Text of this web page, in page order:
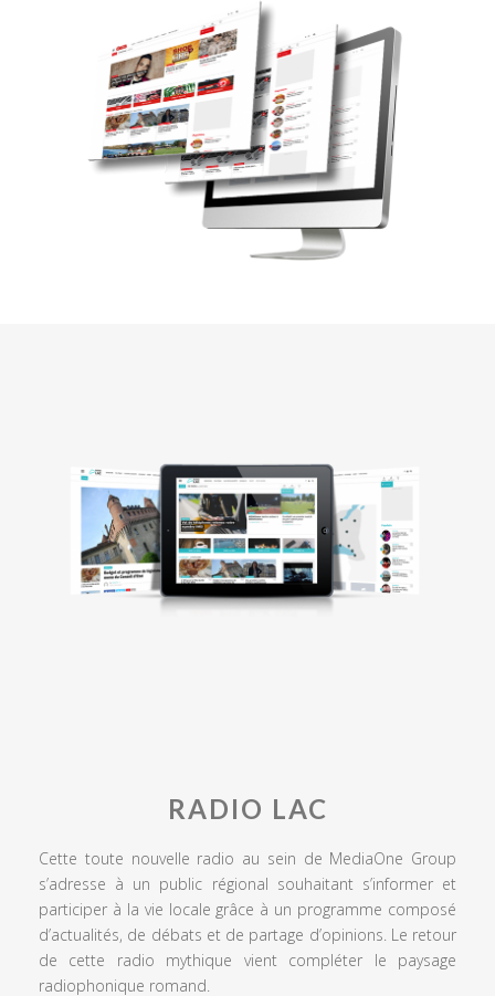
RADIO LAC
Cette toute nouvelle radio au sein de MediaOne Group
s’adresse à un public régional souhaitant s’informer et
participer à la vie locale grâce à un programme composé
d’actualités, de débats et de partage d’opinions. Le retour
de cette radio mythique vient compléter le paysage
radiophonique romand.